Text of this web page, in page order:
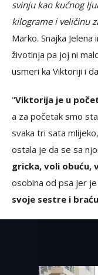
svinju kao kućnog
kilograme i veličinu
Marko. Snajka
životinja pa joj ni
usmeri ka Viktoriji i
"Viktorija je u
a za početak smo
svaka tri sata
ostala je da se sa
gricka, voli obuću,
osobina od psa jer
svoje sestre i